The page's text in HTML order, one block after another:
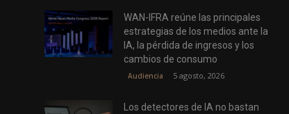
WAN-IFRA reúne las principales
estrategias de los medios ante la
IA, la pérdida de ingresos y los
cambios de consumo
Audiencia 5 agosto, 2026
Los detectores de IA no bastan